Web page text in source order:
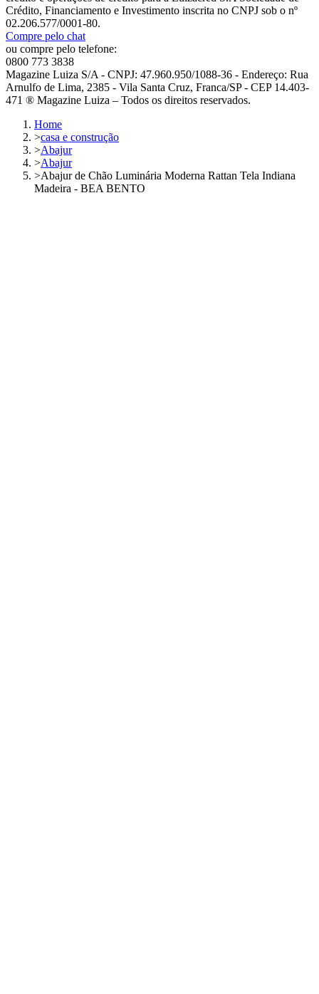
Crédito, Financiamento e Investimento inscrita no CNPJ sob o nº
02.206.577/0001-80.
Compre pelo chat
ou compre pelo telefone:
0800 773 3838
Magazine Luiza S/A - CNPJ: 47.960.950/1088-36 - Endereço: Rua
Arnulfo de Lima, 2385 - Vila Santa Cruz, Franca/SP - CEP 14.403-
471 ® Magazine Luiza – Todos os direitos reservados.
Home
>casa e construção
>Abajur
>Abajur
>Abajur de Chão Luminária Moderna Rattan Tela Indiana
Madeira - BEA BENTO